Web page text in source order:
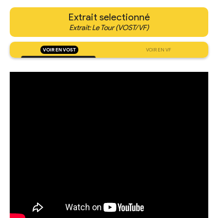
Extrait selectionné
Extrait: Le Tour (VOST/VF)
VOIR EN VOST VOIR EN VF